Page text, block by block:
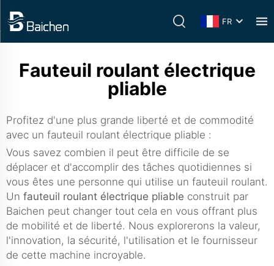
FR
Fauteuil roulant électrique
pliable
Profitez d'une plus grande liberté et de commodité
avec un fauteuil roulant électrique pliable :
Vous savez combien il peut être difficile de se
déplacer et d'accomplir des tâches quotidiennes si
vous êtes une personne qui utilise un fauteuil roulant.
Un fauteuil roulant électrique pliable construit par
Baichen peut changer tout cela en vous offrant plus
de mobilité et de liberté. Nous explorerons la valeur,
l'innovation, la sécurité, l'utilisation et le fournisseur
de cette machine incroyable.